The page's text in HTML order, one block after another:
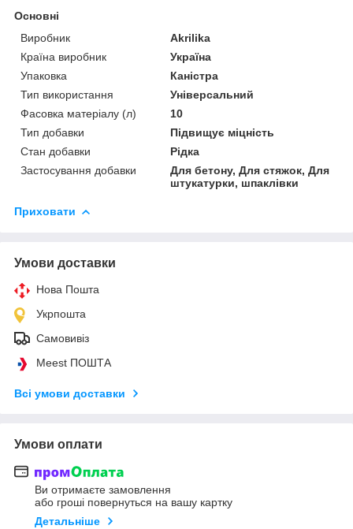
Основні
Виробник
Akrilika
Країна виробник
Україна
Упаковка
Каністра
Тип використання
Універсальний
Фасовка матеріалу (л)
10
Тип добавки
Підвищує міцність
Стан добавки
Рідка
Застосування добавки
Для бетону, Для стяжок, Для
штукатурки, шпаклівки
Приховати
Умови доставки
Нова Пошта
Укрпошта
Самовивіз
Meest ПОШТА
Всі умови доставки
Умови оплати
Ви отримаєте замовлення
або гроші повернуться на вашу картку
Детальніше